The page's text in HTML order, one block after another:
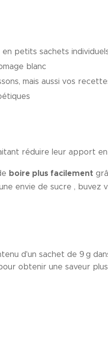
petits sachets
blanc
mais aussi vos
réduire leur apport
boire plus facilement
envie de sucre ,
d'un sachet de 9 g
obtenir une saveur